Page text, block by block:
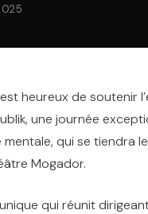
heureux de soutenir
une journée
qui se tiendra
Mogador.
qui réunit